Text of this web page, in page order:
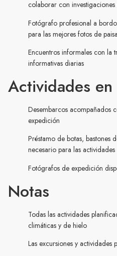
colaborar con
Fotógrafo profesional a
para las mejores fotos de
Encuentros informales con la
informativas diarias
Actividades
Desembarcos acompañados
expedición
Préstamo de botas, bastones
necesario para las actividades
Fotógrafos de expedición
Notas
Todas las actividades
climáticas y de hielo
Las excursiones y actividades